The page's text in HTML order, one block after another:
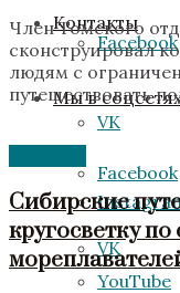
Facebook
VK
YouTube
Контакты
Мы в
Facebook
VK
Член Томского
сконструировал
людям с
путешествовать
Сибирские
кругосветку